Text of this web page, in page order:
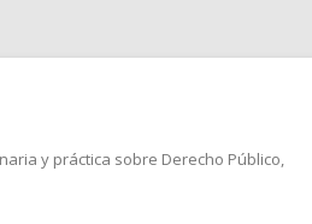
y práctica sobre Derecho Público,